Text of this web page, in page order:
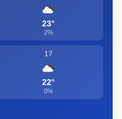
23°
2%
17
22°
0%